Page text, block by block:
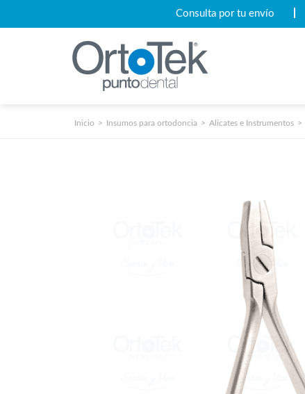
Consulta por tu envío
Inicio Insumos para ortodoncia Alicates e Instrumentos